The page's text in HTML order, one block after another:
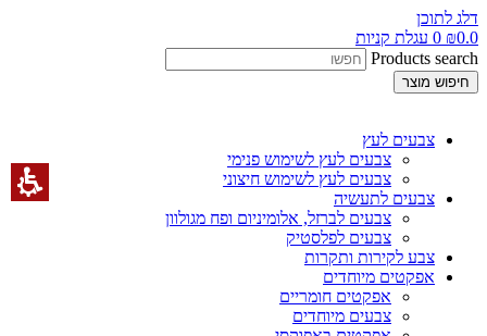
דלג לתוכן
₪0.0
0 עגלת קניות
Products search
חיפוש מוצר
צבעים לעץ
צבעים לעץ לשימוש פנימי
צבעים לעץ לשימוש חיצוני
צבעים לתעשיה
צבעים לברזל, אלומיניום ופח מגולוון
צבעים לפלסטיק
צבע לקירות ותקרות
אפקטים מיוחדים
אפקטים חומריים
צבעים מיוחדים